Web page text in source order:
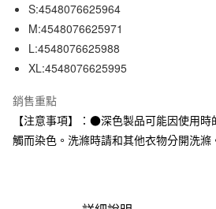
臺灣中小企業銀行
匯豐（台灣）商業銀行
聯邦商業銀行
元大商業銀行
台新國際商業銀行
台灣樂天信用卡公司
Apple Pay
街口支付
悠遊付
運送方式
全家取貨付款
S:4548076625964
M:4548076625971
L:4548076625988
XL:4548076625995
銷售重點
【注意事項】：●深色製品可能因使用
觸而染色。洗滌時請和其他衣物分開洗滌